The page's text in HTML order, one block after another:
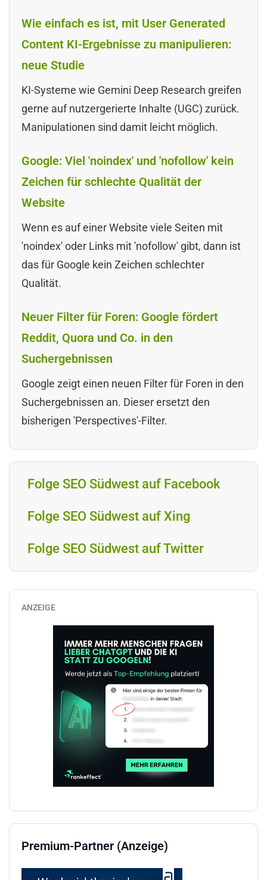
Wie einfach es ist, mit User Generated
Content KI-Ergebnisse zu manipulieren:
neue Studie
KI-Systeme wie Gemini Deep Research greifen
gerne auf nutzergerierte Inhalte (UGC) zurück.
Manipulationen sind damit leicht möglich.
Google: Viel 'noindex' und 'nofollow' kein
Zeichen für schlechte Qualität der
Website
Wenn es auf einer Website viele Seiten mit
'noindex' oder Links mit 'nofollow' gibt, dann ist
das für Google kein Zeichen schlechter
Qualität.
Neuer Filter für Foren: Google fördert
Reddit, Quora und Co. in den
Suchergebnissen
Google zeigt einen neuen Filter für Foren in den
Suchergebnissen an. Dieser ersetzt den
bisherigen 'Perspectives'-Filter.
Folge SEO Südwest auf Facebook
Folge SEO Südwest auf Xing
Folge SEO Südwest auf Twitter
ANZEIGE
Premium-Partner (Anzeige)